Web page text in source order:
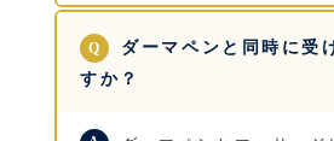
ダーマペンと同時に受
すか？